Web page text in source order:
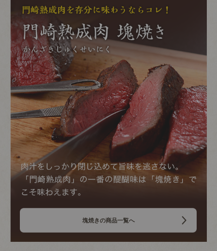
塊焼きの商品一覧へ